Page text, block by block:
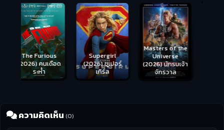
Supergirl
(2026) ซูเปอร์
เกิร์ล
Masters of the
Universe
(2026) นักรบเจ้า
จักรวาล
ความคิดเห็น (0)